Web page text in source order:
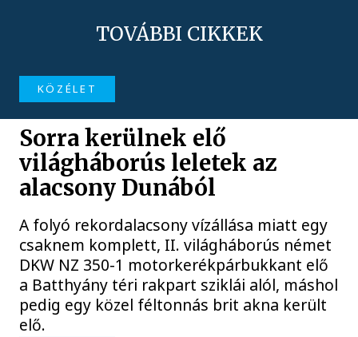
TOVÁBBI CIKKEK
KÖZÉLET
Sorra kerülnek elő
világháborús leletek az
alacsony Dunából
A folyó rekordalacsony vízállása miatt egy
csaknem komplett, II. világháborús német
DKW NZ 350-1 motorkerékpárbukkant elő
a Batthyány téri rakpart sziklái alól, máshol
pedig egy közel féltonnás brit akna került
elő.